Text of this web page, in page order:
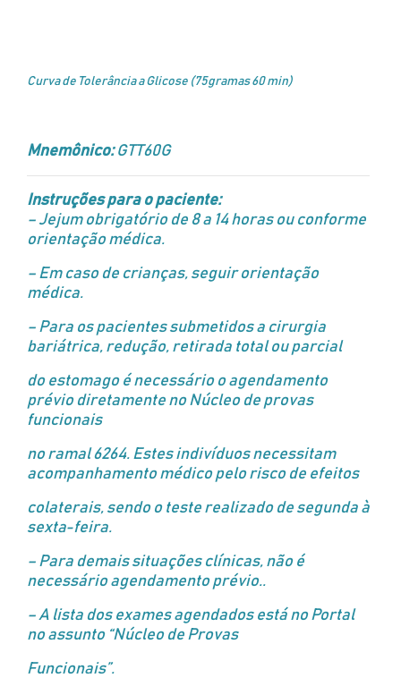
Curva de Tolerância a Glicose (75gramas 60 min)
Mnemônico:GTT60G
Instruções para o paciente:
– Jejum obrigatório de 8 a 14 horas ou conforme
orientação médica.
– Em caso de crianças, seguir orientação
médica.
– Para os pacientes submetidos a cirurgia
bariátrica, redução, retirada total ou parcial
do estomago é necessário o agendamento
prévio diretamente no Núcleo de provas
funcionais
no ramal 6264. Estes indivíduos necessitam
acompanhamento médico pelo risco de efeitos
colaterais, sendo o teste realizado de segunda à
sexta-feira.
– Para demais situações clínicas, não é
necessário agendamento prévio..
– A lista dos exames agendados está no Portal
no assunto “Núcleo de Provas
Funcionais”.